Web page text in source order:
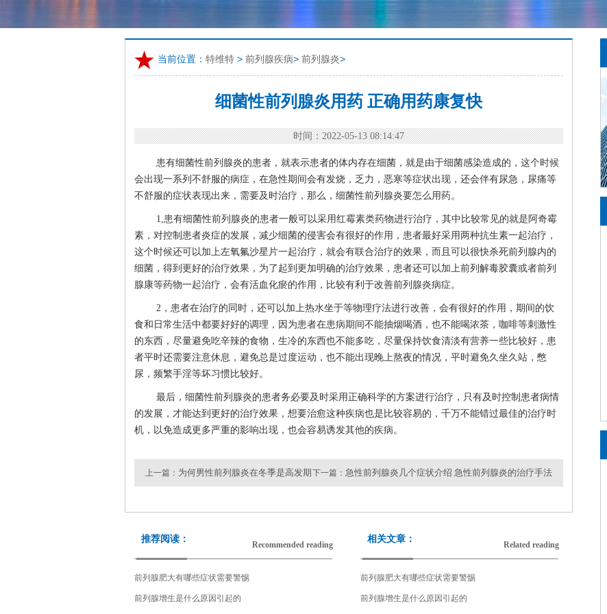
当前位置： 特维特 > 前列腺疾病> 前列腺炎>
细菌性前列腺炎用药 正确用药康复快
时间：2022-05-13 08:14:47
患有细菌性前列腺炎的患者，就表示患者的体内存在细菌，就是由于细菌感染造成的，这个时候
会出现一系列不舒服的病症，在急性期间会有发烧，乏力，恶寒等症状出现，还会伴有尿急，尿痛等
不舒服的症状表现出来，需要及时治疗，那么，细菌性前列腺炎要怎么用药。
1,患有细菌性前列腺炎的患者一般可以采用红霉素类药物进行治疗，其中比较常见的就是阿奇霉
素，对控制患者炎症的发展，减少细菌的侵害会有很好的作用，患者最好采用两种抗生素一起治疗，
这个时候还可以加上左氧氟沙星片一起治疗，就会有联合治疗的效果，而且可以很快杀死前列腺内的
细菌，得到更好的治疗效果，为了起到更加明确的治疗效果，患者还可以加上前列解毒胶囊或者前列
腺康等药物一起治疗，会有活血化瘀的作用，比较有利于改善前列腺炎病症。
2，患者在治疗的同时，还可以加上热水坐于等物理疗法进行改善，会有很好的作用，期间的饮
食和日常生活中都要好好的调理，因为患者在患病期间不能抽烟喝酒，也不能喝浓茶，咖啡等刺激性
的东西，尽量避免吃辛辣的食物，生冷的东西也不能多吃，尽量保持饮食清淡有营养一些比较好，患
者平时还需要注意休息，避免总是过度运动，也不能出现晚上熬夜的情况，平时避免久坐久站，憋
尿，频繁手淫等坏习惯比较好。
最后，细菌性前列腺炎的患者务必要及时采用正确科学的方案进行治疗，只有及时控制患者病情
的发展，才能达到更好的治疗效果，想要治愈这种疾病也是比较容易的，千万不能错过最佳的治疗时
机，以免造成更多严重的影响出现，也会容易诱发其他的疾病。
上一篇： 为何男性前列腺炎在冬季是高发期下一篇： 急性前列腺炎几个症状介绍 急性前列腺炎的治疗手法
推荐阅读：
Recommended reading
前列腺肥大有哪些症状需要警惕
前列腺增生是什么原因引起的
相关文章：
Related reading
前列腺肥大有哪些症状需要警惕
前列腺增生是什么原因引起的